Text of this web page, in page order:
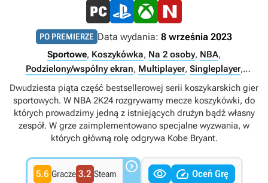
PO PREMIERZE Data wydania: 8 września 2023
Sportowe, Koszykówka, Na 2 osoby, NBA,
Podzielony/wspólny ekran, Multiplayer, Singleplayer,
Internet
Dwudziesta piąta część bestsellerowej serii koszykarskich gier
sportowych. W NBA 2K24 rozgrywamy mecze koszykówki, do
których prowadzimy jedną z istniejących drużyn bądź własny
zespół. W grze zaimplementowano specjalne wyzwania, w
których główną rolę odgrywa Kobe Bryant.
5.6 Gracze 3.2 Steam    Oceń Grę